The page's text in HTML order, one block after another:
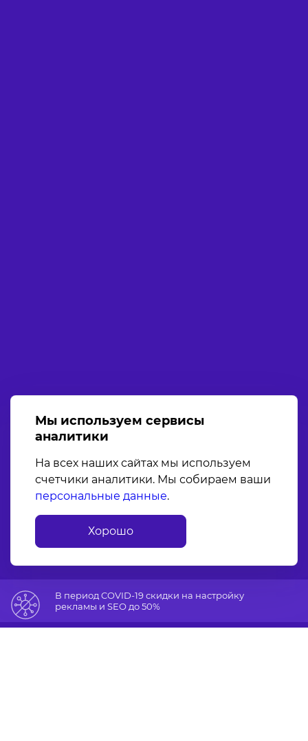
В период COVID-19 скидки на настройку
рекламы и SEO до 50%
Мы используем сервисы
аналитики
На всех наших сайтах мы используем
счетчики аналитики. Мы собираем ваши
персональные данные.
Хорошо